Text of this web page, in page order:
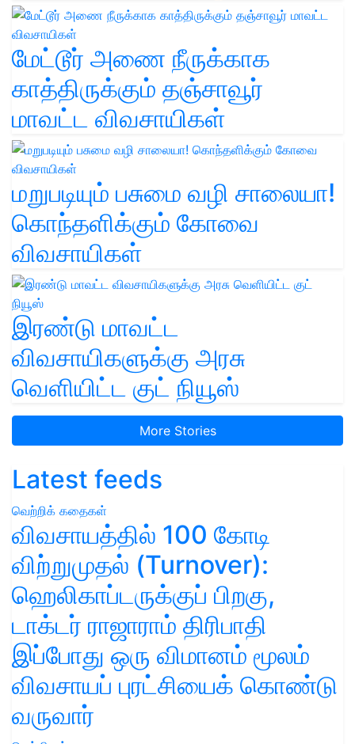
மேட்டூர் அணை நீருக்காக
காத்திருக்கும் தஞ்சாவூர்
மாவட்ட விவசாயிகள்
மறுபடியும் பசுமை வழி சாலையா!
கொந்தளிக்கும் கோவை
விவசாயிகள்
இரண்டு மாவட்ட
விவசாயிகளுக்கு அரசு
வெளியிட்ட குட் நியூஸ்
More Stories
Latest feeds
வெற்றிக் கதைகள்
விவசாயத்தில் 100 கோடி
விற்றுமுதல் (Turnover):
ஹெலிகாப்டருக்குப் பிறகு,
டாக்டர் ராஜாராம் திரிபாதி
இப்போது ஒரு விமானம் மூலம்
விவசாயப் புரட்சியைக் கொண்டு
வருவார்